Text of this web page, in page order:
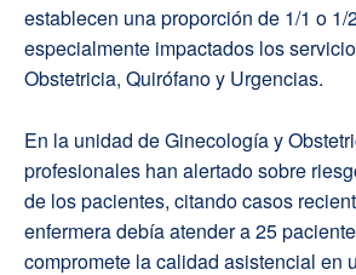
establecen una proporción de 1/1 o 1/
especialmente impactados los
Obstetricia, Quirófano y Urgencias.
En la unidad de Ginecología y
profesionales han alertado sobre
de los pacientes, citando casos
enfermera debía atender a 25
compromete la calidad asistencial en